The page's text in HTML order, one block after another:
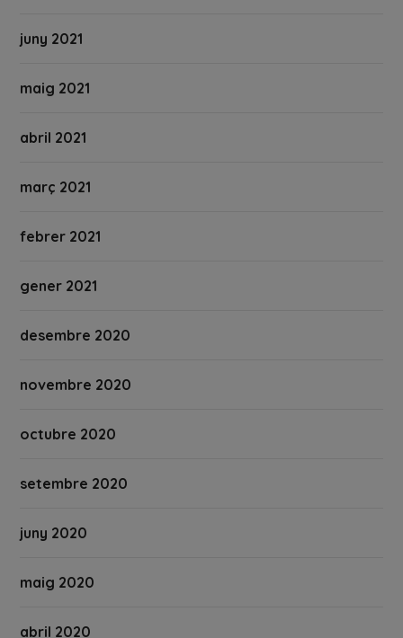
juny 2021
maig 2021
abril 2021
març 2021
febrer 2021
gener 2021
desembre 2020
novembre 2020
octubre 2020
setembre 2020
juny 2020
maig 2020
abril 2020